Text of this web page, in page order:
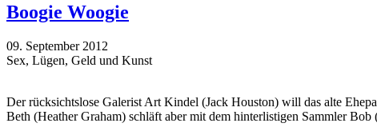
Boogie Woogie
09. September 2012
Sex, Lügen, Geld und Kunst
Der rücksichtslose Galerist Art Kindel (Jack Houston) will das alte
Beth (Heather Graham) schläft aber mit dem hinterlistigen Sammler